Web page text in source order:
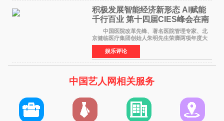
积极发展智能经济新形态 Al赋能
千行百业 第十四届CIES峰会在南
京盛大召开
中国医院改革先锋、著名医院管理专家、北
京健临医疗集团创始人朱明先生荣膺两项年度大
奖 2026年7月31日，盛夏金陵，长江之畔，
以重落地·真务实·强链接为主题的2026&lsquo;人
工智能+&rsquo
娱乐评论
中国艺人网相关服务